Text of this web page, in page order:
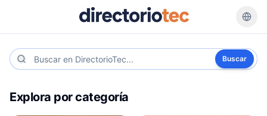
Buscar
Explora por categoría